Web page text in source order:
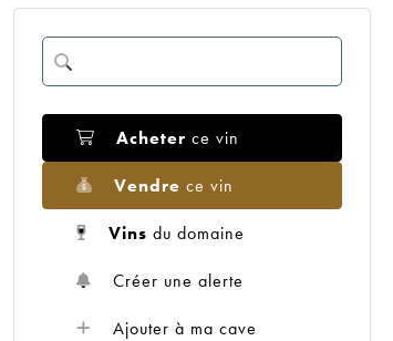
Acheter ce vin
Vendre ce vin
Vins du domaine
Créer une alerte
Ajouter à ma cave